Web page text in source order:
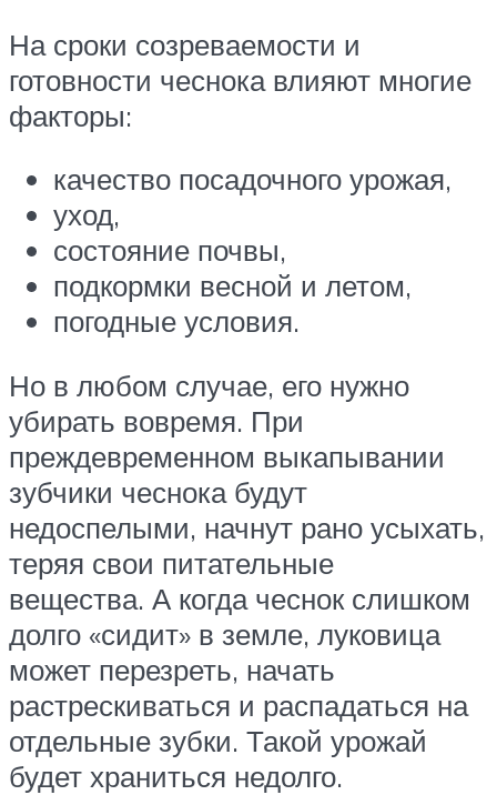
На сроки созреваемости и
готовности чеснока влияют многие
факторы:
качество посадочного урожая,
уход,
состояние почвы,
подкормки весной и летом,
погодные условия.
Но в любом случае, его нужно
убирать вовремя. При
преждевременном выкапывании
зубчики чеснока будут
недоспелыми, начнут рано усыхать,
теряя свои питательные
вещества. А когда чеснок слишком
долго «сидит» в земле, луковица
может перезреть, начать
растрескиваться и распадаться на
отдельные зубки. Такой урожай
будет храниться недолго.